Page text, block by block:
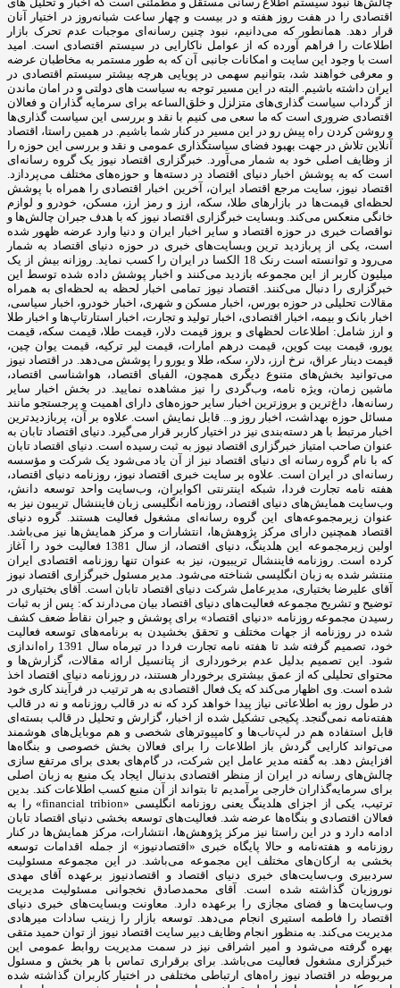
اقتصادی را در هفت روز هفته و در بیست و چهار ساعت شبانه‌روز در اختیار آنان
قرار دهد. همانطور که می‌دانیم، نبود چنین رسانه‌ای موجبات عدم تحرک بازار
اطلاعات را فراهم آورده که از عوامل ناکارایی در سیستم اقتصادی است. امید
است با وجود این سایت و امکانات جانبی آن که به طور مستمر به مخاطبان عرضه
و معرفی خواهند شد، بتوانیم سهمی در پویایی هرچه بیشتر سیستم اقتصادی در
ایران داشته باشیم. البته در این مسیر توجه به سیاست های دولتی و در امان ماندن
از گرداب سیاست گذاری‌های متزلزل و خلق‌الساعه برای سرمایه گذاران و فعالان
اقتصادی ضروری است که ما سعی می کنیم با نقد و بررسی این سیاست گذاری‌ها
و روشن کردن راه پیش رو در این مسیر در کنار شما باشیم. در همین راستا، اقتصاد
آنلاین تلاش در جهت بهبود فضای سیاستگذاری عمومی و نقد و بررسی این حوزه را
از وظایف اصلی خود به شمار می‌آورد. خبرگزاری اقتصاد نیوز یک گروه رسانه‌ای
است که به پوشش اخبار دنیای اقتصاد در دسته‌ها و حوزه‌های مختلف می‌پردازد.
اقتصاد نیوز، سایت مرجع اقتصاد ایران، آخرین اخبار اقتصادی را همراه با پوشش
لحظه‌ای قیمت‌ها در بازارهای طلا، سکه، ارز و رمز ارز، مسکن، خودرو و لوازم
خانگی منعکس می‌کند. وبسایت خبرگزاری اقتصاد نیوز که با هدف جبران چالش‌ها و
نواقصات خبری در حوزه اقتصاد و سایر اخبار ایران و دنیا وارد عرضه ظهور شده
است، یکی از پربازدید ترین وبسایت‌های خبری در حوزه دنیای اقتصاد به شمار
می‌رود و توانسته است رنک 18 الکسا در ایران را کسب نماید. روزانه بیش از یک
میلیون کاربر از این مجموعه بازدید می‌کنند و اخبار پوشش داده شده توسط این
خبرگزاری را دنبال می‌کنند. اقتصاد نیوز تمامی اخبار لحظه به لحظه‌ای به همراه
مقالات تحلیلی در حوزه بورس، اخبار مسکن و شهری، اخبار خودرو، اخبار سیاسی،
اخبار بانک و بیمه، اخبار اقتصادی، اخبار تولید و تجارت، اخبار استارتاپ‌ها و اخبار طلا
و ارز شامل: اطلاعات لحظهای و بروز قیمت دلار، قیمت طلا، قیمت سکه، قیمت
یورو، قیمت بیت کوین، قیمت درهم امارات، قیمت لیر ترکیه، قیمت یوان چین،
قیمت دینار عراق، نرخ ارز، دلار، سکه، طلا و یورو را پوشش می‌دهد. در اقتصاد نیوز
می‌توانید بخش‌های متنوع دیگری همچون، الفبای اقتصاد، هواشناسی اقتصاد،
ماشین زمان، ویژه نامه، وب‌گردی را نیز مشاهده نمایید. در بخش اخبار سایر
رسانه‌ها، داغ‌ترین و بروزترین اخبار سایر حوزه‌های دارای اهمیت و پرجستجو مانند
مسائل حوزه بهداشت، اخبار روز و... قابل نمایش است. علاوه بر آن، پربازدیدترین
اخبار مرتبط با هر دسته‌بندی نیز در اختیار کاربر قرار می‌گیرد. دنیای اقتصاد تابان به
عنوان صاحب امتیاز خبرگزاری اقتصاد نیوز به ثبت رسیده است. دنیای اقتصاد تابان
که با نام گروه رسانه ای دنیای اقتصاد نیز از آن یاد می‌شود یک شرکت و مؤسسه
رسانه‌ای در ایران است. علاوه بر سایت خبری اقتصاد نیوز، روزنامه دنیای اقتصاد،
هفته ‌نامه تجارت فردا، شبکه اینترنتی اکوایران، وب‌سایت واحد توسعه دانش،
وب‌سایت همایش‌های دنیای اقتصاد، روزنامه انگلیسی ‌زبان فایننشال تریبون نیز به
عنوان زیرمجموعه‌های این گروه رسانه‌ای مشغول فعالیت هستند. گروه دنیای
اقتصاد همچنین دارای مرکز پژوهش‌ها، انتشارات و مرکز همایش‌ها نیز می‌باشد.
اولین زیرمجموعه این هلدینگ، دنیای اقتصاد، از سال 1381 فعالیت خود را آغاز
کرده است. روزنامه فایننشال تریبیون، نیز به عنوان تنها روزنامه اقتصادی ایران
منتشر شده به زبان انگلیسی شناخته می‌شود. مدیر مسئول خبرگزاری اقتصاد نیوز
آقای علیرضا بختیاری، مدیرعامل شرکت دنیای اقتصاد تابان است. آقای بختیاری در
توضیح و تشریح مجموعه فعالیت‌های دنیای اقتصاد بیان می‌دارند که: پس از به ثبات
رسیدن مجموعه روزنامه «دنیای اقتصاد» برای پوشش و جبران نقاط ضعف کشف
شده در روزنامه از جهات مختلف و تحقق بخشیدن به برنامه‌های توسعه فعالیت
خود، تصمیم گرفته شد تا هفته نامه تجارت فردا در تیرماه سال 1391 راه‌اندازی
شود. این تصمیم بدلیل عدم برخورداری از پتانسیل ارائه مقالات، گزارش‌ها و
محتوای تحلیلی که از عمق بیشتری برخوردار هستند، در روزنامه دنیای اقتصاد اخذ
شده است. وی اظهار می‌کند که یک فعال اقتصادی به هر ترتیب در فرآیند کاری خود
در طول روز به اطلاعاتی نیاز پیدا خواهد کرد که نه در قالب روزنامه و نه در قالب
هفته‌نامه نمی‌گنجد. پکیجی تشکیل شده از اخبار، گزارش و تحلیل در قالب بسته‌ای
قابل استفاده هم در لپ‌تاب‌ها و کامپیوترهای شخصی و هم موبایل‌های هوشمند
می‌تواند کارایی گردش باز اطلاعات را برای فعالان بخش خصوصی و بنگاه‌ها
افزایش دهد. به گفته مدیر عامل این شرکت، در گام‌های بعدی برای مرتفع سازی
چالش‌های رسانه در ایران از منظر اقتصادی بدنبال ایجاد یک منبع به زبان اصلی
برای سرمایه‌گذاران خارجی برآمدیم تا بتواند از آن منبع کسب اطلاعات کند. بدین
ترتیب، یکی از اجزای هلدینگ یعنی روزنامه انگلیسی «financial tribion» را به
فعالان اقتصادی و بنگاه‌ها عرضه شد. فعالیت‌های توسعه بخشی دنیای اقتصاد تابان
ادامه دارد و در این راستا نیز مرکز پژوهش‌ها، انتشارات، مرکز همایش‌ها در کنار
روزنامه و هفته‌نامه و حالا پایگاه خبری «اقتصادنیوز» از جمله اقدامات توسعه
بخشی به ارکان‌های مختلف این مجموعه می‌باشد. در این مجموعه مسئولیت
سردبیری وب‌سایت‌های خبری دنیای اقتصاد و اقتصادنیوز برعهده آقای مهدی
نوروزیان گذاشته شده است. آقای محمدصادق نخجوانی مسئولیت مدیریت
وب‌سایت‌ها و فضای مجازی را برعهده دارد. معاونت وبسایت‌های خبری دنیای
اقتصاد را فاطمه استیری انجام می‌دهد. توسعه بازار را زینب سادات میرهادی
مدیریت می‌کند. به منظور انجام وظایف دبیر سایت اقتصاد نیوز از توان حمید متقی
بهره گرفته می‌شود و امیر اشراقی نیز در سمت مدیریت روابط عمومی این
خبرگزاری مشغول فعالیت می‌باشد. برای برقراری تماس با هر بخش و مسئول
مربوطه در اقتصاد نیوز راه‌های ارتباطی مختلفی در اختیار کاربران گذاشته شده